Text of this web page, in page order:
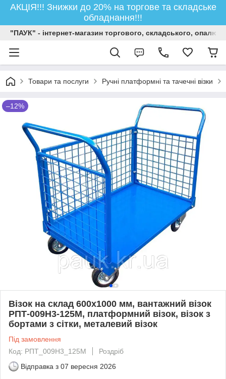
АКЦІЯ!!! Знижки до 20% на торгове та складське
обладнання!!!
"ПАУК" - інтернет-магазин торгового, складського,
Товари та послуги Ручні платформні та тачечні візки
–12%
Візок на склад 600х1000 мм, вантажний візок
РПТ-009Н3-125М, платформний візок, візок з
бортами з сітки, металевий візок
Під замовлення
Код: РПТ_009Н3_125М
Роздріб
Відправка з 07 вересня 2026